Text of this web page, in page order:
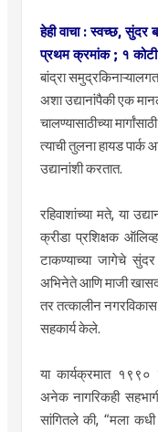
हेही वाचा : स्वच्छ, सुंदर
प्रथम क्रमांक ; १ कोटी
बांद्रा
अशा उद्यानांपैकी एक
चालण्यासाठीच्या
त्याची तुलना हायड पार्क
उद्यानांशी करतात.
रहिवाशांच्या मते, या
क्रीडा प्रशिक्षक
टाकण्याच्या जागेचे
अभिनेते आणि माजी
तर तत्कालीन
सहकार्य केले.
या कार्यक्रमात
अनेक नागरिकही
सांगितले की, “मला कधी